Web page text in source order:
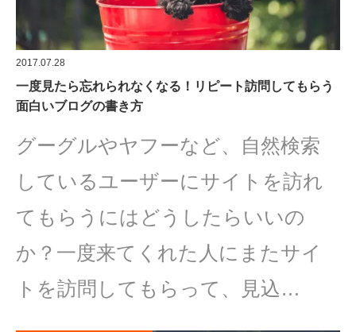
2017.07.28
一度見たら忘れられなくなる！リピート訪問してもらう
面白いブログの書き方
グーグルやヤフーなど、自然検索
しているユーザーにサイトを訪れ
てもらうにはどうしたらいいの
か？一度来てくれた人にまたサイ
トを訪問してもらって、見込…